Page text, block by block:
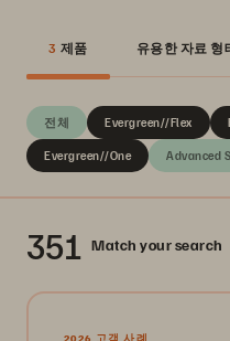
3 제품 유용한 자료 형
전체
Advanced
Evergreen//Flex
Evergreen//One
351 Match your search
2026 고객 사례